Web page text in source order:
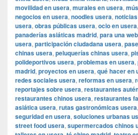
movilidad en usera, murales en usera,
negocios en usera, noodles usera,
usera, obras públicas usera, ocio en usera,
panaderías asiáticas madrid, para una
usera, participación ciudadana usera,
chinas usera, peluquerías chinas usera,
polideportivos usera, problemas en usera,
madrid, proyectos en usera, qué hacer en
redes sociales usera, reformas en usera,
reportajes sobre usera, restaurantes
restaurantes chinos usera, restaurantes
asiática usera, rutas gastronómicas usera,
seguridad en usera, soluciones urbanas
street food usera, supermercados chinos